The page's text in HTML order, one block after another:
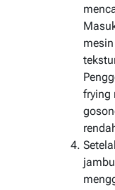
frying